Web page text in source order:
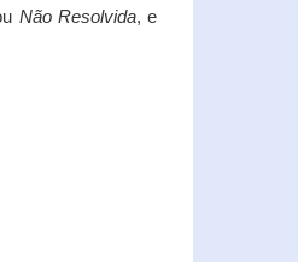
Não Resolvida, e